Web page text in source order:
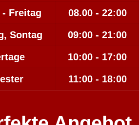
- Freitag 08.00 - 22:00
Sontag 09:00 - 21:00
10:00 - 17:00
11:00 - 18:00